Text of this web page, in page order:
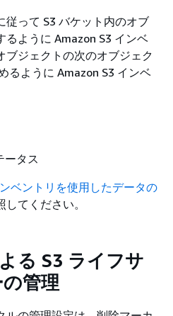
従って S3 バケット内のオブ
るように Amazon S3 インベ
ブジェクトの次のオブジェク
るように Amazon S3 インベ
ータス
ベントリを使用したデータの
してください。
る S3 ライフサ
管理